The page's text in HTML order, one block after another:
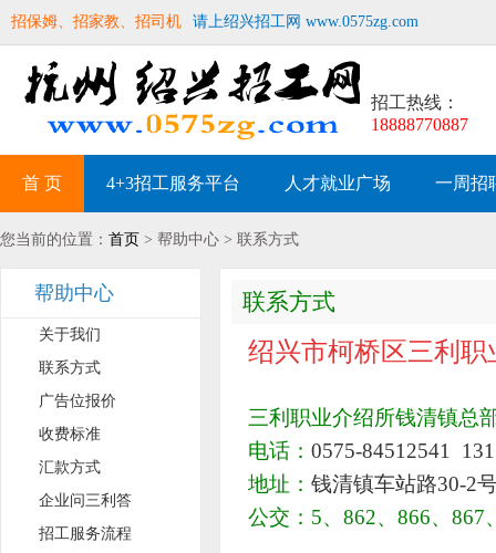
招保姆、招家教、招司机 请上绍兴招工网 www.0575zg.com
招工热线：
18888770887
首 页 4+3招工服务平台 人才就业广场 一周招
您当前的位置： 首页 > 帮助中心 > 联系方式
帮助中心
关于我们
联系方式
广告位报价
收费标准
汇款方式
企业问三利答
招工服务流程
联系方式
绍兴市柯桥区三利
三利职业介绍所钱清镇总
电话： 0575-84512541
地址： 钱清镇车站路30-2
公交：5、862、866、867